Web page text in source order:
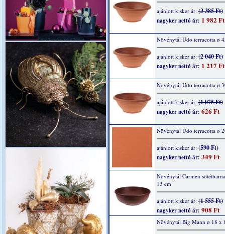
ajánlott kisker ár:(3 385 Ft)
nagyker nettó ár: 1 982 Ft
Növénytál Udo terracotta ø
ajánlott kisker ár:(2 040 Ft)
nagyker nettó ár: 1 217 Ft
Növénytál Udo terracotta ø
ajánlott kisker ár:(1 075 Ft)
nagyker nettó ár: 626 Ft
Növénytál Udo terracotta ø
ajánlott kisker ár:(590 Ft)
nagyker nettó ár: 349 Ft
Növénytál Carmen
13 cm
ajánlott kisker ár:(1 555 Ft)
nagyker nettó ár: 908 Ft
Növénytál Big Mann ø 18 x